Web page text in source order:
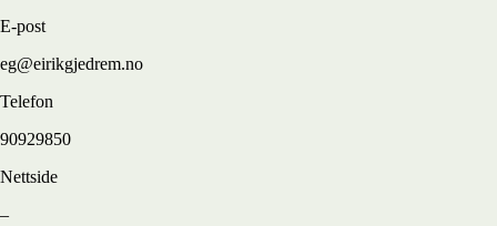
E-post
eg@eirikgjedrem.no
Telefon
90929850
Nettside
–